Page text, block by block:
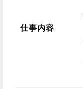
仕事内容